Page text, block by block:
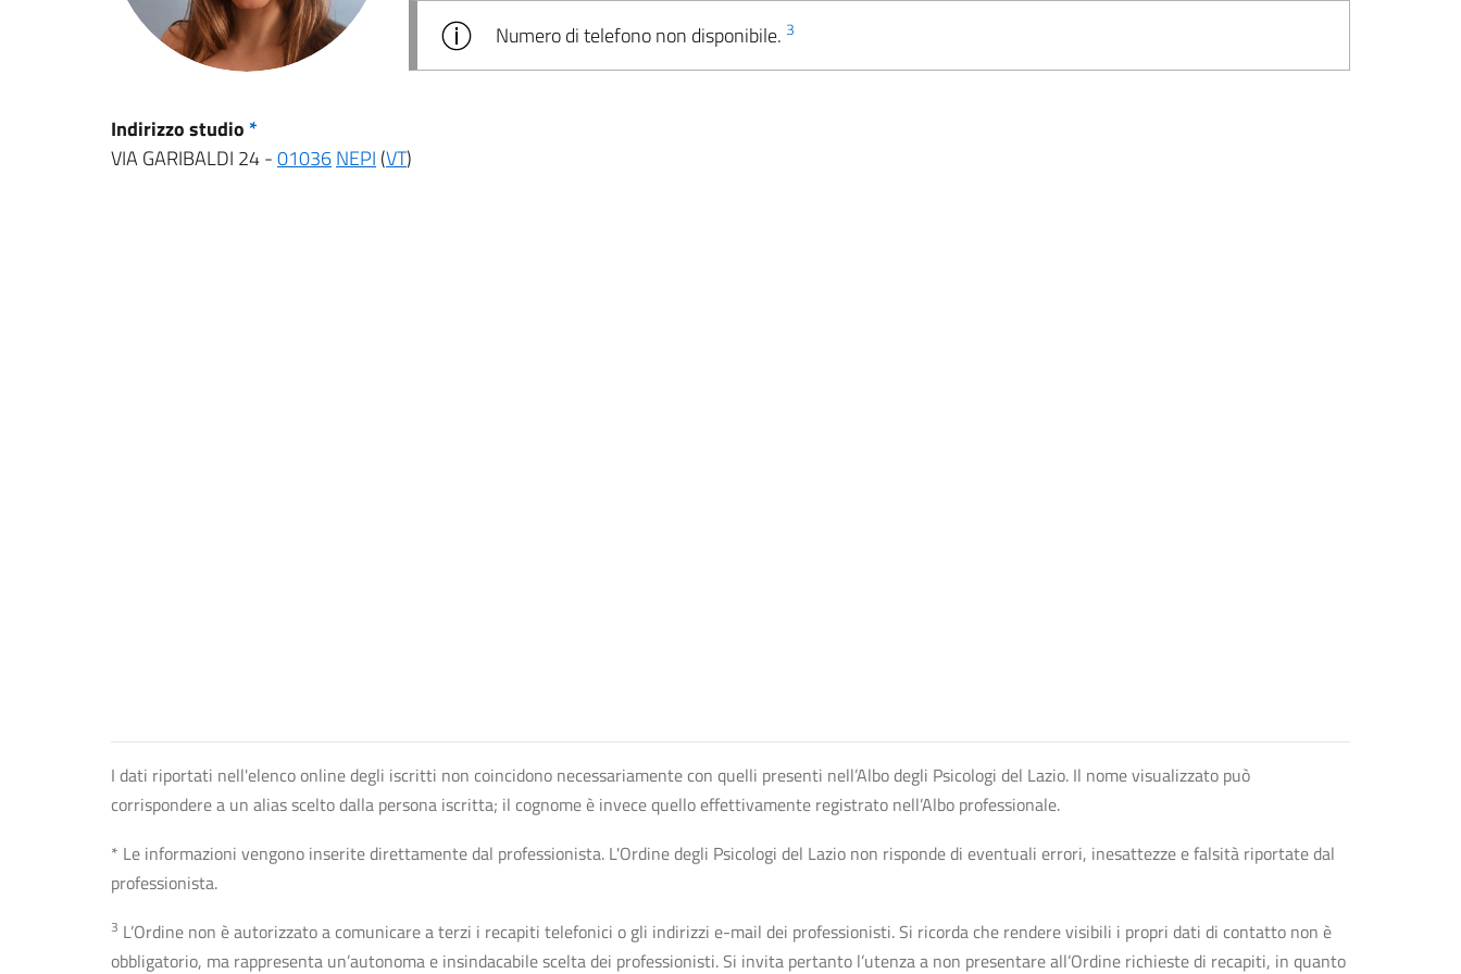
Numero di telefono non disponibile. 3
Indirizzo studio *
VIA GARIBALDI 24 -01036NEPI (VT)
I dati riportati nell'elenco online degli iscritti non coincidono necessariamente con quelli presenti nell’Albo degli Psicologi del Lazio. Il nome visualizzato può
corrispondere a un alias scelto dalla persona iscritta; il cognome è invece quello effettivamente registrato nell’Albo professionale.
* Le informazioni vengono inserite direttamente dal professionista. L'Ordine degli Psicologi del Lazio non risponde di eventuali errori, inesattezze e falsità riportate dal
professionista.
3 L’Ordine non è autorizzato a comunicare a terzi i recapiti telefonici o gli indirizzi e-mail dei professionisti. Si ricorda che rendere visibili i propri dati di contatto non è
obbligatorio, ma rappresenta un’autonoma e insindacabile scelta dei professionisti. Si invita pertanto l’utenza a non presentare all’Ordine richieste di recapiti, in quanto